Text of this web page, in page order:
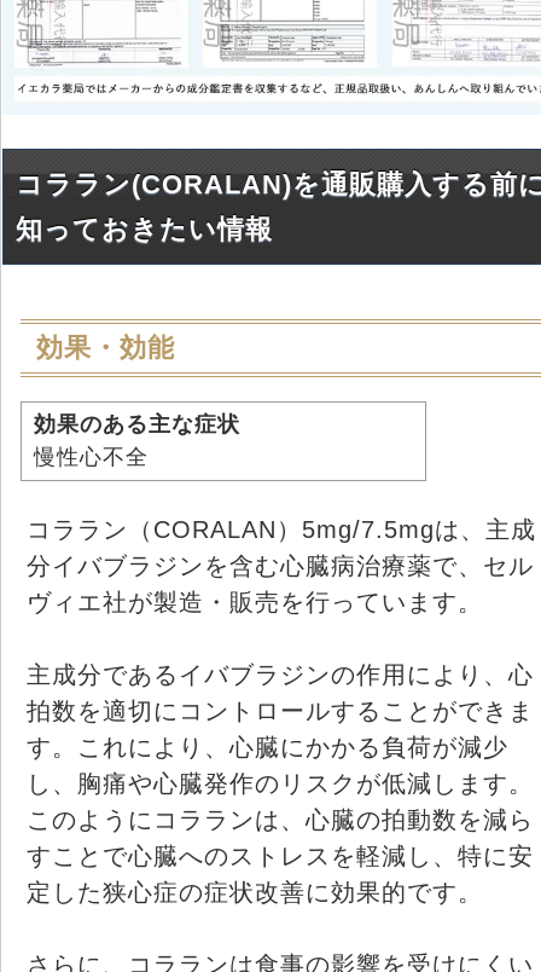
コララン(CORALAN)を通販購入する前
知っておきたい情報
効果・効能
効果のある主な症状
慢性心不全
コララン（CORALAN）5mg/7.5mgは、主成
分イバブラジンを含む心臓病治療薬で、セル
ヴィエ社が製造・販売を行っています。
主成分であるイバブラジンの作用により、心
拍数を適切にコントロールすることができま
す。これにより、心臓にかかる負荷が減少
し、胸痛や心臓発作のリスクが低減します。
このようにコラランは、心臓の拍動数を減ら
すことで心臓へのストレスを軽減し、特に安
定した狭心症の症状改善に効果的です。
さらに、コラランは食事の影響を受けにくい